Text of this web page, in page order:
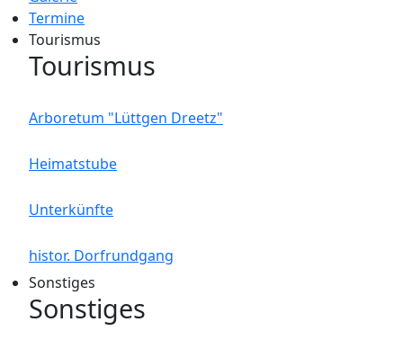
Termine
Tourismus
Tourismus
Arboretum "Lüttgen Dreetz"
Heimatstube
Unterkünfte
histor. Dorfrundgang
Sonstiges
Sonstiges